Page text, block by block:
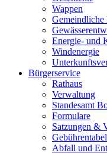
Wappen
Gemeindliche
Energie- und
Windenergie
Bürgerservice
Rathaus
Verwaltung
Standesamt
Formulare
Satzungen &
Abfall und